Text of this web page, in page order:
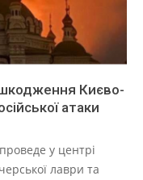
Києво-
атаки
у центрі
лаври та